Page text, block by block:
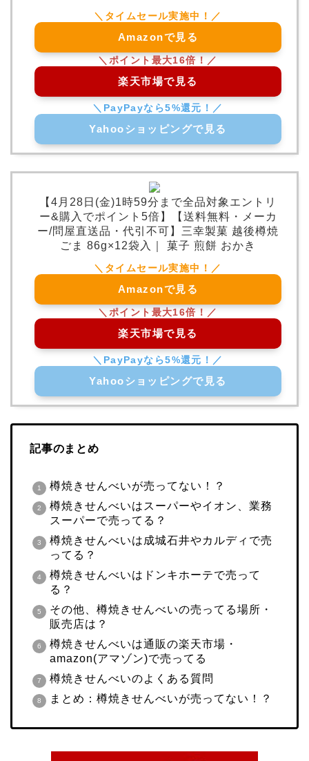
Amazonで見る
楽天市場で見る
Yahooショッピングで見る
【4月28日(金)1時59分まで全品対象エントリ
ー&購入でポイント5倍】【送料無料・メーカ
ー/問屋直送品・代引不可】三幸製菓 越後樽焼
ごま 86g×12袋入｜ 菓子 煎餅 おかき
Amazonで見る
楽天市場で見る
Yahooショッピングで見る
記事のまとめ
樽焼きせんべいが売ってない！？
樽焼きせんべいはスーパーやイオン、業務
スーパーで売ってる？
樽焼きせんべいは成城石井やカルディで売
ってる？
樽焼きせんべいはドンキホーテで売って
る？
その他、樽焼きせんべいの売ってる場所・
販売店は？
樽焼きせんべいは通販の楽天市場・
amazon(アマゾン)で売ってる
樽焼きせんべいのよくある質問
まとめ：樽焼きせんべいが売ってない！？